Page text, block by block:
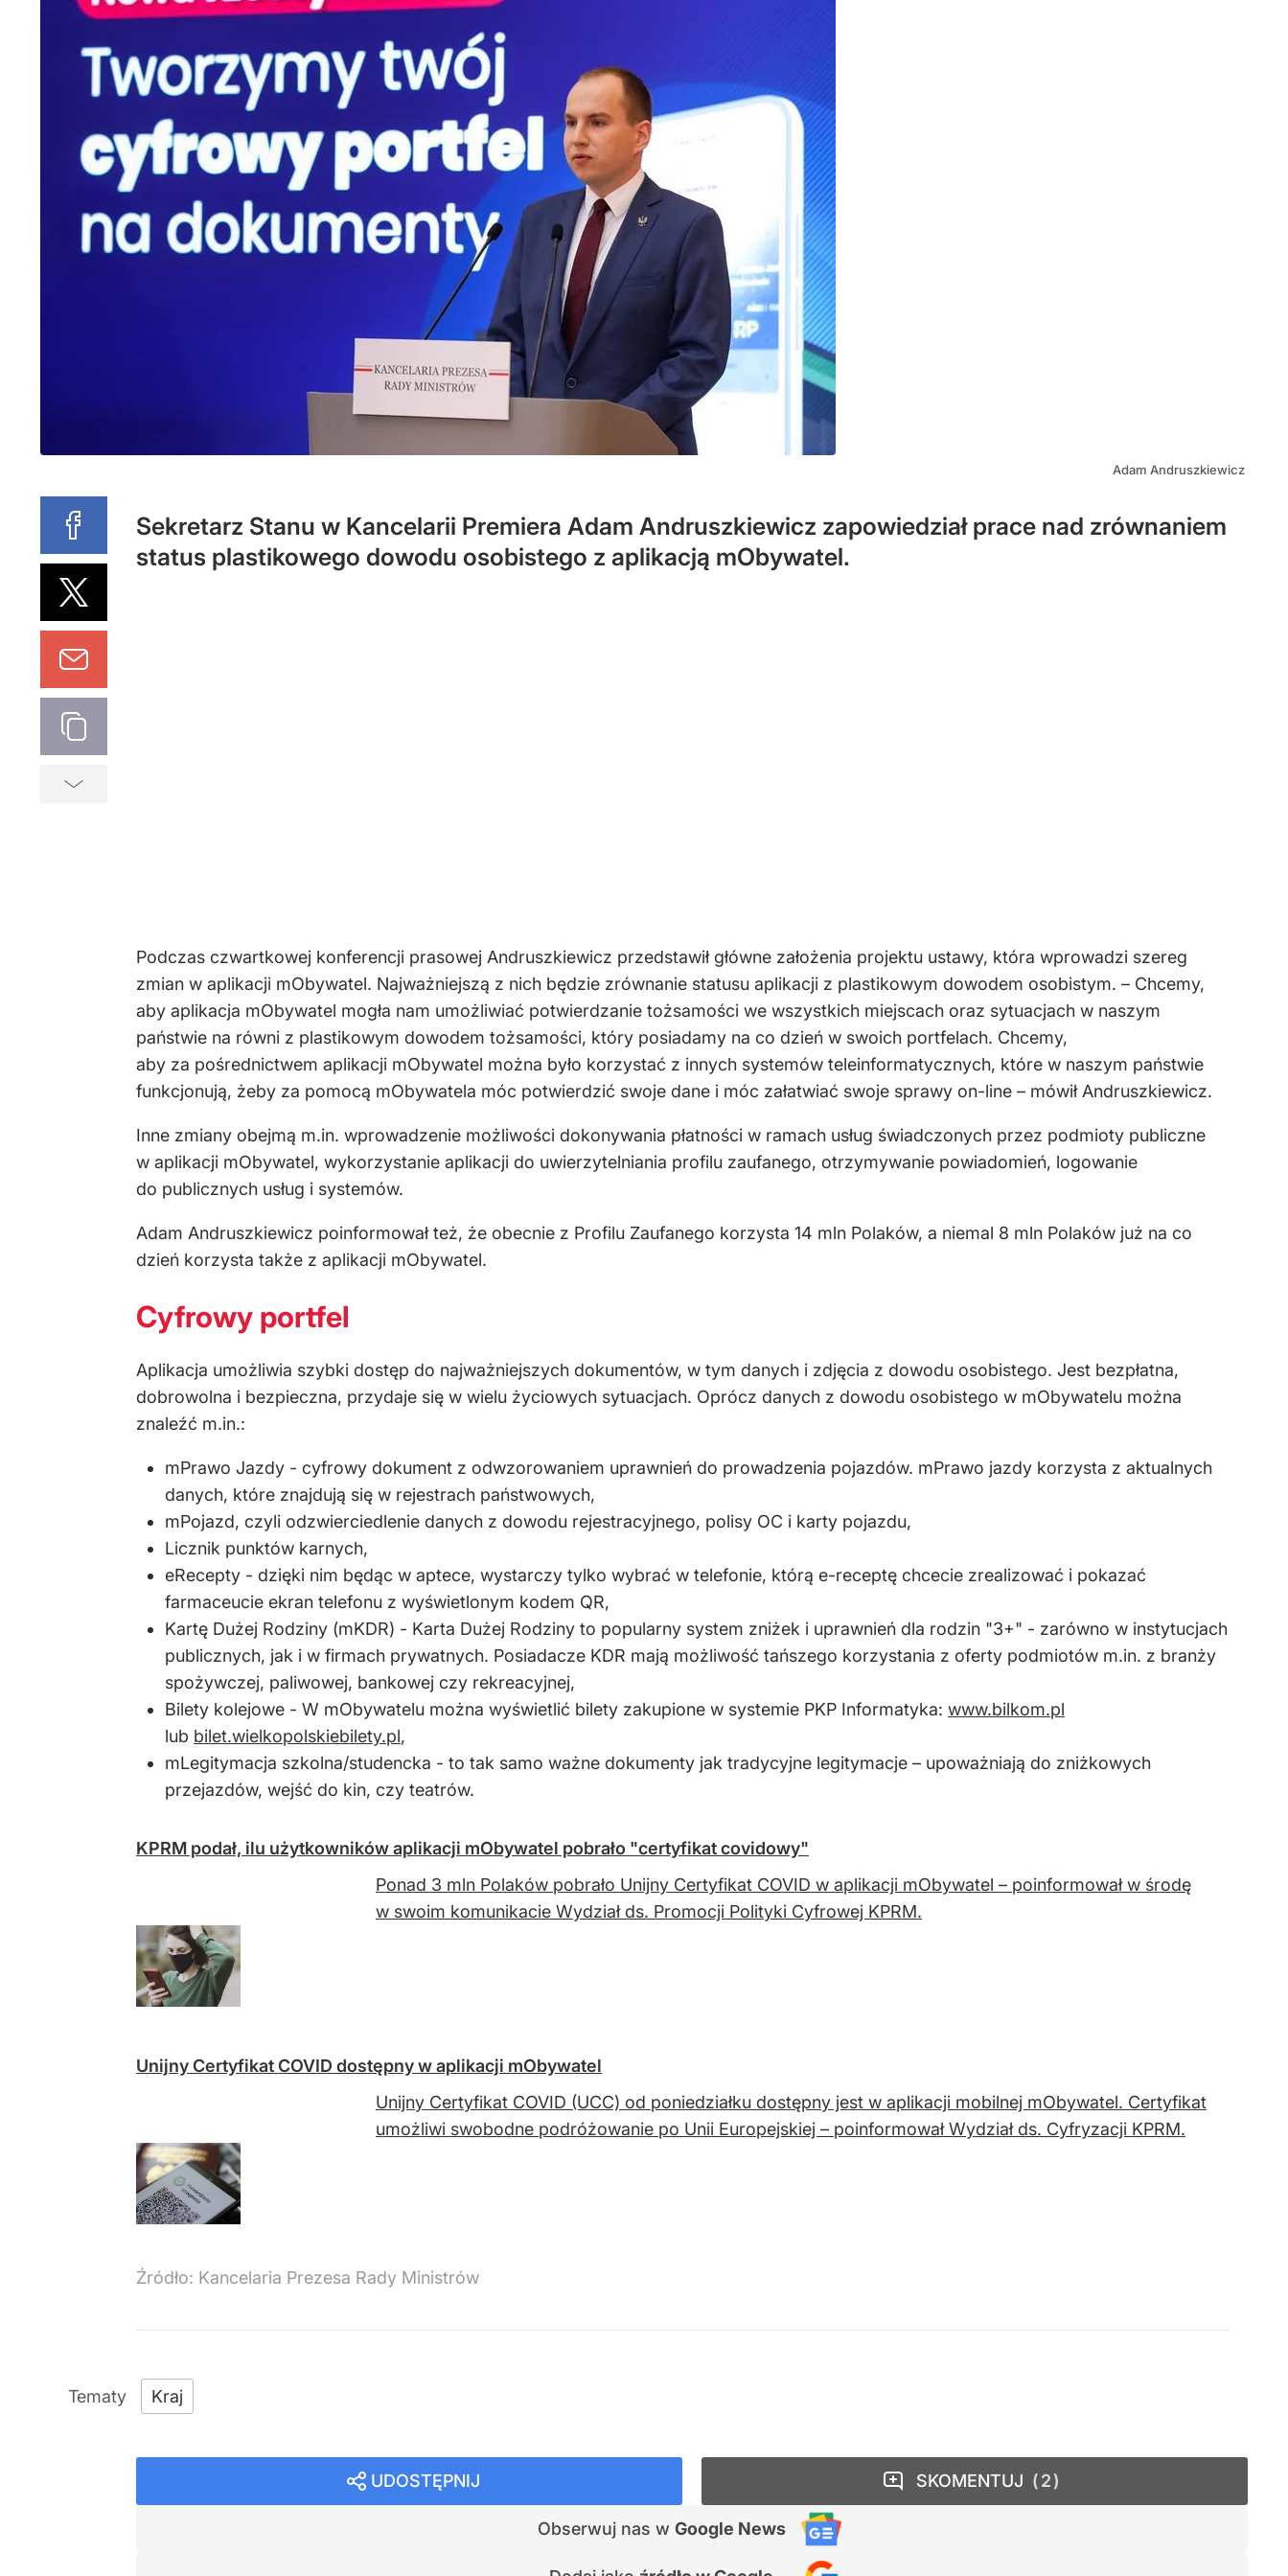
Adam Andruszkiewicz
Sekretarz Stanu w Kancelarii Premiera Adam Andruszkiewicz zapowiedział prace nad zrównaniem
status plastikowego dowodu osobistego z aplikacją mObywatel.
Podczas czwartkowej konferencji prasowej Andruszkiewicz przedstawił główne założenia projektu ustawy, która wprowadzi szereg
zmian w aplikacji mObywatel. Najważniejszą z nich będzie zrównanie statusu aplikacji z plastikowym dowodem osobistym. – Chcemy,
aby aplikacja mObywatel mogła nam umożliwiać potwierdzanie tożsamości we wszystkich miejscach oraz sytuacjach w naszym
państwie na równi z plastikowym dowodem tożsamości, który posiadamy na co dzień w swoich portfelach. Chcemy,
aby za pośrednictwem aplikacji mObywatel można było korzystać z innych systemów teleinformatycznych, które w naszym państwie
funkcjonują, żeby za pomocą mObywatela móc potwierdzić swoje dane i móc załatwiać swoje sprawy on-line – mówił Andruszkiewicz.
Inne zmiany obejmą m.in. wprowadzenie możliwości dokonywania płatności w ramach usług świadczonych przez podmioty publiczne
w aplikacji mObywatel, wykorzystanie aplikacji do uwierzytelniania profilu zaufanego, otrzymywanie powiadomień, logowanie
do publicznych usług i systemów.
Adam Andruszkiewicz poinformował też, że obecnie z Profilu Zaufanego korzysta 14 mln Polaków, a niemal 8 mln Polaków już na co
dzień korzysta także z aplikacji mObywatel.
Cyfrowy portfel
Aplikacja umożliwia szybki dostęp do najważniejszych dokumentów, w tym danych i zdjęcia z dowodu osobistego. Jest bezpłatna,
dobrowolna i bezpieczna, przydaje się w wielu życiowych sytuacjach. Oprócz danych z dowodu osobistego w mObywatelu można
znaleźć m.in.:
mPrawo Jazdy - cyfrowy dokument z odwzorowaniem uprawnień do prowadzenia pojazdów. mPrawo jazdy korzysta z aktualnych
danych, które znajdują się w rejestrach państwowych,
mPojazd, czyli odzwierciedlenie danych z dowodu rejestracyjnego, polisy OC i karty pojazdu,
Licznik punktów karnych,
eRecepty - dzięki nim będąc w aptece, wystarczy tylko wybrać w telefonie, którą e-receptę chcecie zrealizować i pokazać
farmaceucie ekran telefonu z wyświetlonym kodem QR,
Kartę Dużej Rodziny (mKDR) - Karta Dużej Rodziny to popularny system zniżek i uprawnień dla rodzin "3+" - zarówno w instytucjach
publicznych, jak i w firmach prywatnych. Posiadacze KDR mają możliwość tańszego korzystania z oferty podmiotów m.in. z branży
spożywczej, paliwowej, bankowej czy rekreacyjnej,
Bilety kolejowe - W mObywatelu można wyświetlić bilety zakupione w systemie PKP Informatyka: www.bilkom.pl
lub bilet.wielkopolskiebilety.pl,
mLegitymacja szkolna/studencka - to tak samo ważne dokumenty jak tradycyjne legitymacje – upoważniają do zniżkowych
przejazdów, wejść do kin, czy teatrów.
KPRM podał, ilu użytkowników aplikacji mObywatel pobrało "certyfikat covidowy"
Ponad 3 mln Polaków pobrało Unijny Certyfikat COVID w aplikacji mObywatel – poinformował w środę
w swoim komunikacie Wydział ds. Promocji Polityki Cyfrowej KPRM.
Unijny Certyfikat COVID dostępny w aplikacji mObywatel
Unijny Certyfikat COVID (UCC) od poniedziałku dostępny jest w aplikacji mobilnej mObywatel. Certyfikat
umożliwi swobodne podróżowanie po Unii Europejskiej – poinformował Wydział ds. Cyfryzacji KPRM.
Źródło: Kancelaria Prezesa Rady Ministrów
Kraj
UDOSTĘPNIJ
Obserwuj nas w Google News
SKOMENTUJ 2